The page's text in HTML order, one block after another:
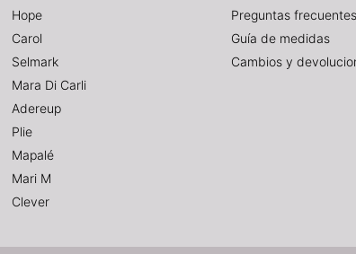
Hope
Carol
Selmark
Mara Di Carli
Adereup
Plie
Mapalé
Mari M
Clever
Preguntas frecuentes
Guía de medidas
Cambios y